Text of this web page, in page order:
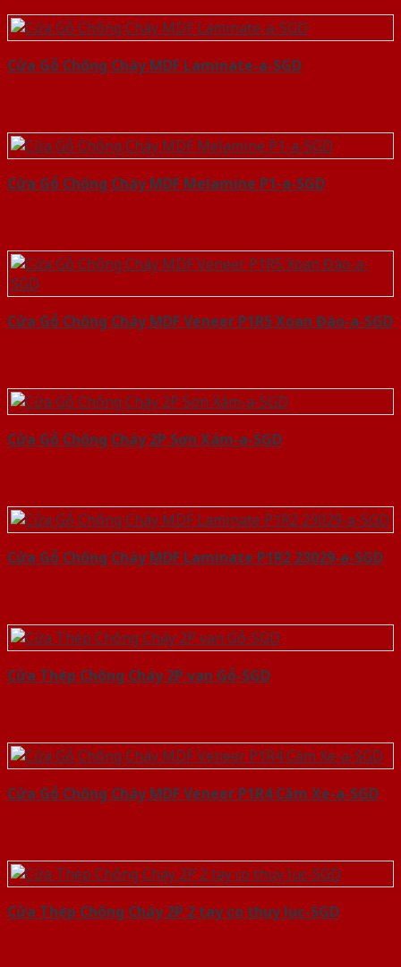
Cửa Gỗ Chống Cháy MDF Laminate-a-SGD
Cửa Gỗ Chống Cháy MDF Melamine P1-a-SGD
Cửa Gỗ Chống Cháy MDF Veneer P1R5 Xoan Đào-a-SGD
Cửa Gỗ Chống Cháy 2P Sơn Xám-a-SGD
Cửa Gỗ Chống Cháy MDF Laminate P1R2 23029-a-SGD
Cửa Thép Chống Cháy 2P van Gỗ-SGD
Cửa Gỗ Chống Cháy MDF Veneer P1R4 Căm Xe-a-SGD
Cửa Thép Chống Cháy 2P 2 tay co thuy luc-SGD